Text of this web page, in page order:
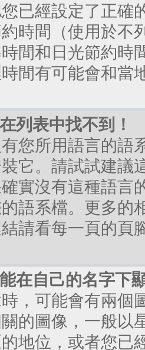
已經設定了正確
時間（使用於不
間和日光節約時
間有可能會和當
列表中找不到！
您所用語言的語
它。請試試建議
實沒有這種語言
語系檔。更多的
結請看每一頁的頁
在自己的名字下
，可能會有兩個
的圖像，一般以
地位，或者您已